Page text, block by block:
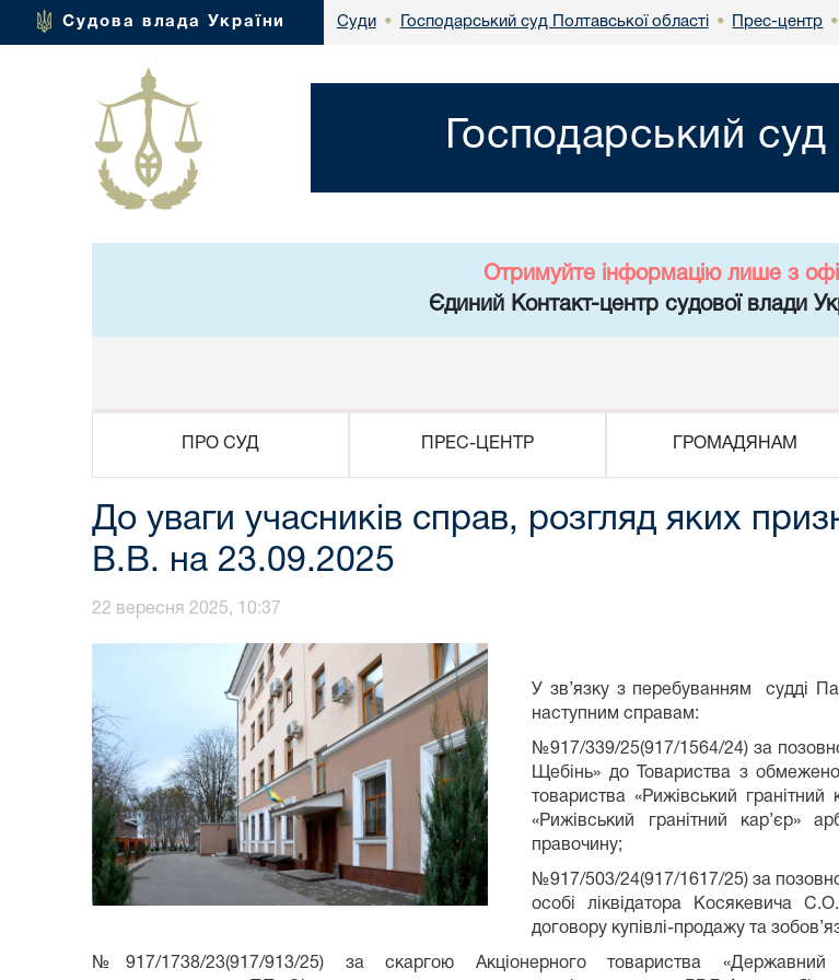
Судова влада України Суди • Господарський суд Полтавської області • Прес-центр •
Господарський суд
Отримуйте інформацію лише з
Єдиний Контакт-центр судової влади
ПРО СУД ПРЕС-ЦЕНТР ГРОМАДЯНАМ
До уваги учасників справ, розгляд яких
В.В. на 23.09.2025
22 вересня 2025, 10:37
У зв’язку з перебуванням судді
наступним справам:
№917/339/25(917/1564/24) за
Щебінь» до Товариства з
товариства «Рижівський
«Рижівський гранітний кар’єр»
правочину;
№917/503/24(917/1617/25) за
особі ліквідатора Косякевича
договору купівлі-продажу та
№917/1738/23(917/913/25) за скаргою Акціонерного товариства «Державний